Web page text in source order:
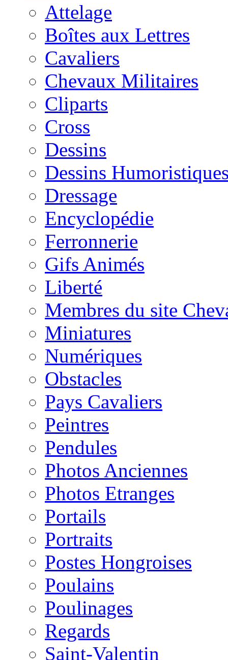
Attelage
Boîtes aux Lettres
Cavaliers
Chevaux Militaires
Cliparts
Cross
Dessins
Dessins
Dressage
Encyclopédie
Ferronnerie
Gifs Animés
Liberté
Membres du site
Miniatures
Numériques
Obstacles
Pays Cavaliers
Peintres
Pendules
Photos Anciennes
Photos Etranges
Portails
Portraits
Postes Hongroises
Poulains
Poulinages
Regards
Saint-Valentin